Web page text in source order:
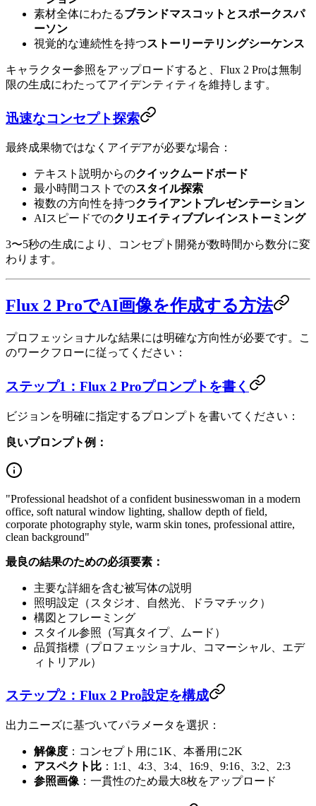
素材全体にわたるブランドマスコットとスポークスパ
ーソン
視覚的な連続性を持つストーリーテリングシーケンス
キャラクター参照をアップロードすると、Flux 2 Proは無制
限の生成にわたってアイデンティティを維持します。
迅速なコンセプト探索
最終成果物ではなくアイデアが必要な場合：
テキスト説明からのクイックムードボード
最小時間コストでのスタイル探索
複数の方向性を持つクライアントプレゼンテーション
AIスピードでのクリエイティブブレインストーミング
3〜5秒の生成により、コンセプト開発が数時間から数分に変
わります。
Flux 2 ProでAI画像を作成する方法
プロフェッショナルな結果には明確な方向性が必要です。こ
のワークフローに従ってください：
ステップ1：Flux 2 Proプロンプトを書く
ビジョンを明確に指定するプロンプトを書いてください：
良いプロンプト例：
"Professional headshot of a confident businesswoman in a modern
office, soft natural window lighting, shallow depth of field,
corporate photography style, warm skin tones, professional attire,
clean background"
最良の結果のための必須要素：
主要な詳細を含む被写体の説明
照明設定（スタジオ、自然光、ドラマチック）
構図とフレーミング
スタイル参照（写真タイプ、ムード）
品質指標（プロフェッショナル、コマーシャル、エデ
ィトリアル）
ステップ2：Flux 2 Pro設定を構成
出力ニーズに基づいてパラメータを選択：
解像度 ：コンセプト用に1K、本番用に2K
アスペクト比 ：1:1、4:3、3:4、16:9、9:16、3:2、2:3
参照画像 ：一貫性のため最大8枚をアップロード